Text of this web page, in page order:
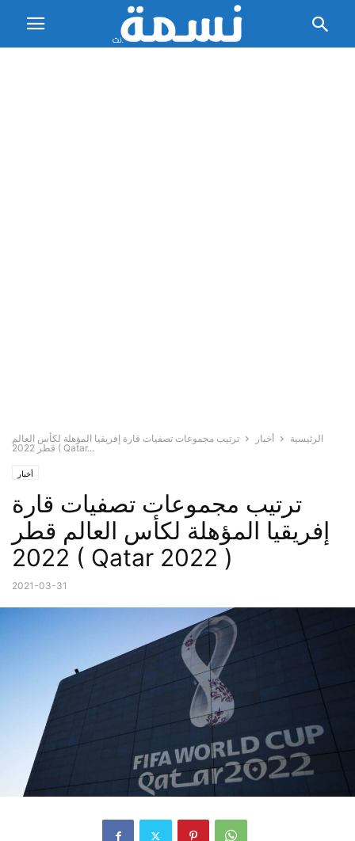
الرئيسية أخبار
ترتيب مجموعات تصفيات قارة إفريقيا المؤهلة لكأس العالم
قطر 2022 ( Qatar...
أخبار
ترتيب مجموعات تصفيات قارة
إفريقيا المؤهلة لكأس العالم قطر
2022 ( Qatar 2022 )
2021-03-31